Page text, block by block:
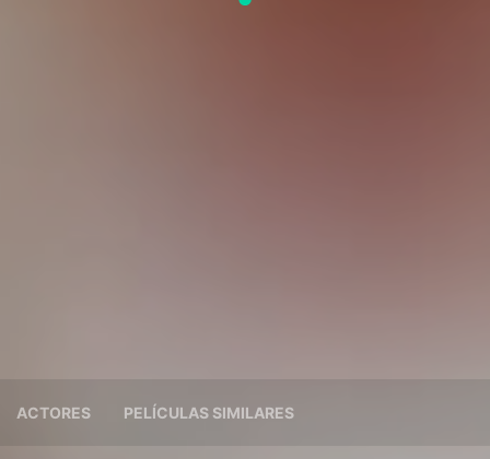
ACTORES PELÍCULAS SIMILARES